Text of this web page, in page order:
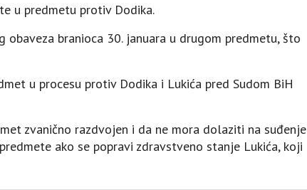
u predmetu protiv Dodika.
branioca 30. januara u drugom predmetu, što
u procesu protiv Dodika i Lukića pred Sudom BiH
zvanično razdvojen i da ne mora dolaziti na suđenje
ako se popravi zdravstveno stanje Lukića, koji